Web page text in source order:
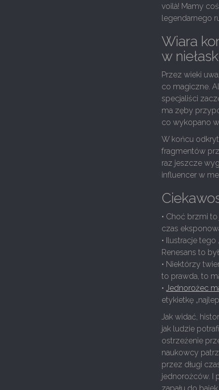
voilà! Mamy
legendarnego
Wiara
w
Przez wieki
co magiczne.
specjaliści
ma zęby
co wykopano
W końcu
fragmentów
raz jeszcze
influencer w
• Choć brzmi
czas
• Ilustracje
Renesans to
• Niektórzy
to prawda, to
•Jednorożec
etykietkę
Jak widać,
jak ludzie
ostrzeżenie
naukowcy
przez długi
jednorożców. I